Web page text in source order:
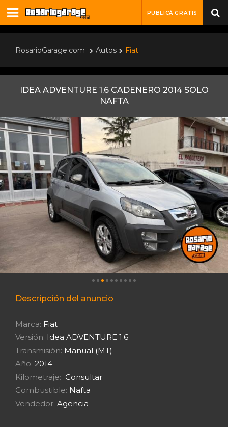
PUBLICÁ GRATIS
RosarioGarage.com Autos Fiat
IDEA ADVENTURE 1.6 CADENERO 2014 SOLO
NAFTA
Descripción del anuncio
Marca: Fiat
Versión: Idea ADVENTURE 1.6
Transmisión: Manual (MT)
Año: 2014
Kilometraje: Consultar
Combustible: Nafta
Vendedor: Agencia